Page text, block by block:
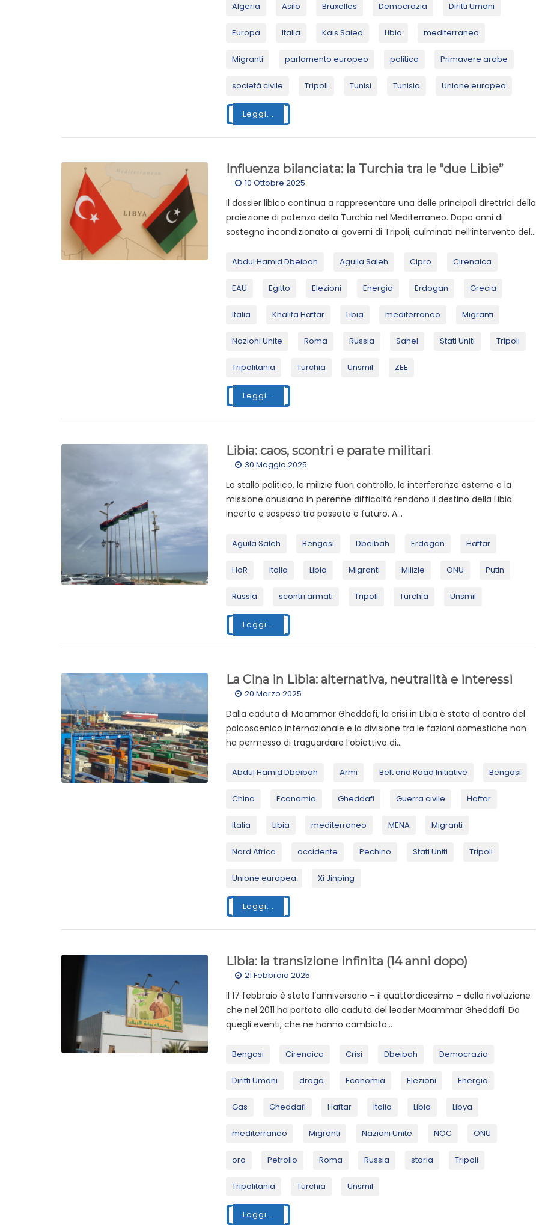
Algeria Asilo Bruxelles Democrazia Diritti Umani
Europa Italia Kais Saied Libia mediterraneo
Migranti parlamento europeo politica Primavere arabe
società civile Tripoli Tunisi Tunisia Unione europea
Leggi...
Influenza bilanciata: la Turchia tra le “due Libie”
10 Ottobre 2025
Il dossier libico continua a rappresentare una delle principali direttrici della
proiezione di potenza della Turchia nel Mediterraneo. Dopo anni di
sostegno incondizionato ai governi di Tripoli, culminati nell’intervento del...
Abdul Hamid Dbeibah Aguila Saleh Cipro Cirenaica
EAU Egitto Elezioni Energia Erdogan Grecia
Italia Khalifa Haftar Libia mediterraneo Migranti
Nazioni Unite Roma Russia Sahel Stati Uniti Tripoli
Tripolitania Turchia Unsmil ZEE
Leggi...
Libia: caos, scontri e parate militari
30 Maggio 2025
Lo stallo politico, le milizie fuori controllo, le interferenze esterne e la
missione onusiana in perenne difficoltà rendono il destino della Libia
incerto e sospeso tra passato e futuro. A...
Aguila Saleh Bengasi Dbeibah Erdogan Haftar
HoR Italia Libia Migranti Milizie ONU Putin
Russia scontri armati Tripoli Turchia Unsmil
Leggi...
La Cina in Libia: alternativa, neutralità e interessi
20 Marzo 2025
Dalla caduta di Moammar Gheddafi, la crisi in Libia è stata al centro del
palcoscenico internazionale e la divisione tra le fazioni domestiche non
ha permesso di traguardare l’obiettivo di...
Abdul Hamid Dbeibah Armi Belt and Road Initiative Bengasi
China Economia Gheddafi Guerra civile Haftar
Italia Libia mediterraneo MENA Migranti
Nord Africa occidente Pechino Stati Uniti Tripoli
Unione europea Xi Jinping
Leggi...
Libia: la transizione infinita (14 anni dopo)
21 Febbraio 2025
Il 17 febbraio è stato l’anniversario – il quattordicesimo – della rivoluzione
che nel 2011 ha portato alla caduta del leader Moammar Gheddafi. Da
quegli eventi, che ne hanno cambiato...
Bengasi Cirenaica Crisi Dbeibah Democrazia
Diritti Umani droga Economia Elezioni Energia
Gas Gheddafi Haftar Italia Libia Libya
mediterraneo Migranti Nazioni Unite NOC ONU
oro Petrolio Roma Russia storia Tripoli
Tripolitania Turchia Unsmil
Leggi...